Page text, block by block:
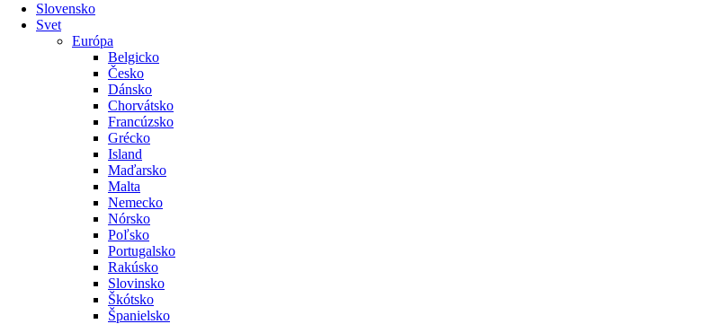
Slovensko
Svet
Európa
Belgicko
Česko
Dánsko
Chorvátsko
Francúzsko
Grécko
Island
Maďarsko
Malta
Nemecko
Nórsko
Poľsko
Portugalsko
Rakúsko
Slovinsko
Škótsko
Španielsko